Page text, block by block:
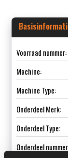
Voorraad nummer:
Machine:
Machine Type:
Onderdeel Merk:
Onderdeel Type:
Onderdeel